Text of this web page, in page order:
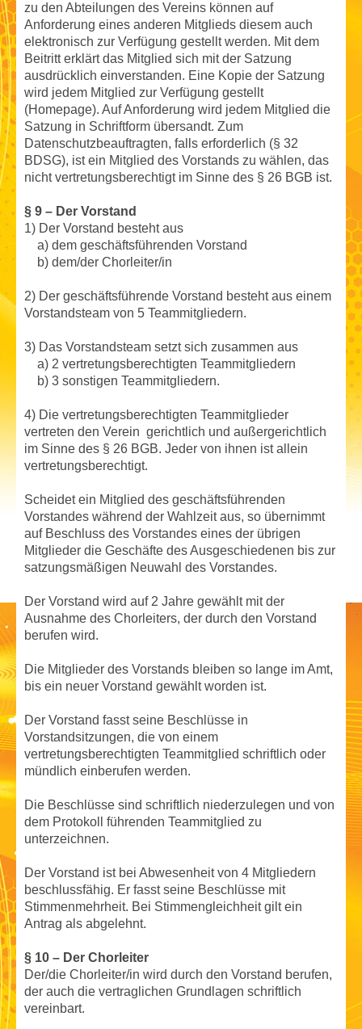
zu den Abteilungen des Vereins können auf
Anforderung eines anderen Mitglieds diesem auch
elektronisch zur Verfügung gestellt werden. Mit dem
Beitritt erklärt das Mitglied sich mit der Satzung
ausdrücklich einverstanden. Eine Kopie der Satzung
wird jedem Mitglied zur Verfügung gestellt
(Homepage). Auf Anforderung wird jedem Mitglied die
Satzung in Schriftform übersandt. Zum
Datenschutzbeauftragten, falls erforderlich (§ 32
BDSG), ist ein Mitglied des Vorstands zu wählen, das
nicht vertretungsberechtigt im Sinne des § 26 BGB ist.
§ 9 – Der Vorstand
1) Der Vorstand besteht aus
a) dem geschäftsführenden Vorstand
b) dem/der Chorleiter/in
2) Der geschäftsführende Vorstand besteht aus einem
Vorstandsteam von 5 Teammitgliedern.
3) Das Vorstandsteam setzt sich zusammen aus
a) 2 vertretungsberechtigten Teammitgliedern
b) 3 sonstigen Teammitgliedern.
4) Die vertretungsberechtigten Teammitglieder
vertreten den Verein gerichtlich und außergerichtlich
im Sinne des § 26 BGB. Jeder von ihnen ist allein
vertretungsberechtigt.
Scheidet ein Mitglied des geschäftsführenden
Vorstandes während der Wahlzeit aus, so übernimmt
auf Beschluss des Vorstandes eines der übrigen
Mitglieder die Geschäfte des Ausgeschiedenen bis zur
satzungsmäßigen Neuwahl des Vorstandes.
Der Vorstand wird auf 2 Jahre gewählt mit der
Ausnahme des Chorleiters, der durch den Vorstand
berufen wird.
Die Mitglieder des Vorstands bleiben so lange im Amt,
bis ein neuer Vorstand gewählt worden ist.
Der Vorstand fasst seine Beschlüsse in
Vorstandsitzungen, die von einem
vertretungsberechtigten Teammitglied schriftlich oder
mündlich einberufen werden.
Die Beschlüsse sind schriftlich niederzulegen und von
dem Protokoll führenden Teammitglied zu
unterzeichnen.
Der Vorstand ist bei Abwesenheit von 4 Mitgliedern
beschlussfähig. Er fasst seine Beschlüsse mit
Stimmenmehrheit. Bei Stimmengleichheit gilt ein
Antrag als abgelehnt.
§ 10 – Der Chorleiter
Der/die Chorleiter/in wird durch den Vorstand berufen,
der auch die vertraglichen Grundlagen schriftlich
vereinbart.